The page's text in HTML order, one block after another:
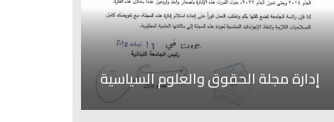
إدارة مجلة الحقوق والعلوم السياسية